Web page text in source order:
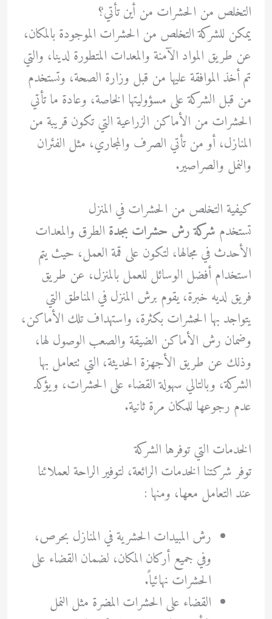
التخلص من الحشرات من أين تأتي؟
يمكن للشركة التخلص من الحشرات الموجودة بالمكان،
عن طريق المواد الآمنة والمعدات المتطورة لدينا، والتي
تم أخذ الموافقة عليها من قبل وزارة الصحة، وتستخدم
من قبل الشركة على مسؤوليتها الخاصة، وعادة ما تأتي
الحشرات من الأماكن الزراعية التي تكون قريبة من
المنازل، أو من تأتي الصرف والمجاري، مثل الفئران
والنمل والصراصير.
كيفية التخلص من الحشرات في المنزل
تستخدم شركة رش حشرات بجدة الطرق والمعدات
الأحدث في مجالها، لتكون على قمة العمل، حيث يتم
استخدام أفضل الوسائل للعمل بالمنزل، عن طريق
فريق لديه خبرة، يقوم برش المنزل في المناطق التي
يتواجد بها الحشرات بكثرة، واستهداف تلك الأماكن،
وضمان رش الأماكن الضيقة والصعب الوصول لها،
وذلك عن طريق الأجهزة الحديثة، التي تتعامل بها
الشركة، وبالتالي سهولة القضاء على الحشرات، ويؤكد
عدم رجوعها للمكان مرة ثانية.
الخدمات التي توفرها الشركة
توفر شركتنا الخدمات الرائعة، لتوفير الراحة لعملائنا
عند التعامل معها، ومنها :
رش المبيدات الحشرية في المنازل بحرص،
وفي جميع أركان المكان، لضمان القضاء على
الحشرات نهائياً.
القضاء على الحشرات المضرة مثل النمل